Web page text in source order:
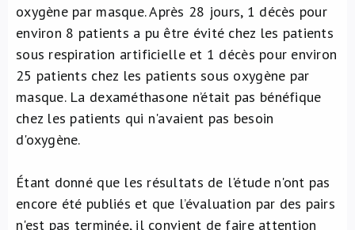
oxygène par masque. Après 28 jours, 1 décès pour
environ 8 patients a pu être évité chez les patients
sous respiration artificielle et 1 décès pour environ
25 patients chez les patients sous oxygène par
masque. La dexaméthasone n’était pas bénéfique
chez les patients qui n'avaient pas besoin
d'oxygène.
Étant donné que les résultats de l'étude n'ont pas
encore été publiés et que l’évaluation par des pairs
n'est pas terminée, il convient de faire attention